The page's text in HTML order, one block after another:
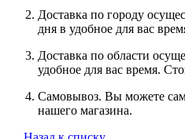
Доставка по городу
дня в удобное для вас
Доставка по области
удобное для вас время.
Самовывоз. Вы можете
нашего магазина.